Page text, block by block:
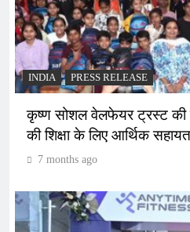
INDIA PRESS RELEASE
कृष्ण सोशल वेलफेयर ट्रस्ट
की शिक्षा के लिए आर्थिक
7 months ago